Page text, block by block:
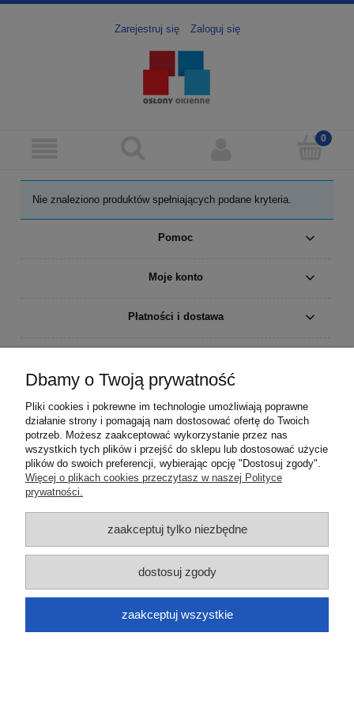
Zarejestruj się Zaloguj się
Nie znaleziono produktów spełniających podane kryteria.
Pomoc
Moje konto
Płatności i dostawa
pokaż pełną wersję strony
Sklep internetowy Shoper.pl
Dbamy o Twoją prywatność
Pliki cookies i pokrewne im technologie umożliwiają poprawne
działanie strony i pomagają nam dostosować ofertę do Twoich
potrzeb. Możesz zaakceptować wykorzystanie przez nas
wszystkich tych plików i przejść do sklepu lub dostosować użycie
plików do swoich preferencji, wybierając opcję "Dostosuj zgody".
Więcej o plikach cookies przeczytasz w naszej Polityce
prywatności.
zaakceptuj tylko niezbędne
dostosuj zgody
zaakceptuj wszystkie